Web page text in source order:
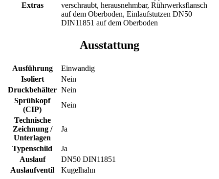
Extras
verschraubt, herausnehmbar, Rührwerksflansch
auf dem Oberboden, Einlaufstutzen DN50
DIN11851 auf dem Oberboden
Ausstattung
Ausführung
Einwandig
Isoliert
Nein
Druckbehälter Nein
Sprühkopf
(CIP)
Nein
Technische
Zeichnung /
Unterlagen
Ja
Typenschild
Ja
Auslauf
DN50 DIN11851
Auslaufventil
Kugelhahn